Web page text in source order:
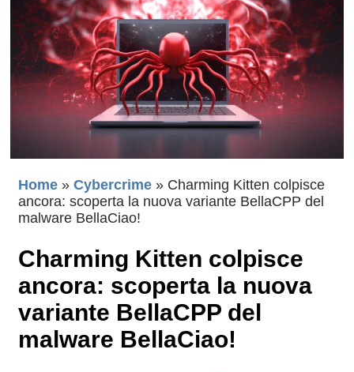
Home » Cybercrime » Charming Kitten colpisce
ancora: scoperta la nuova variante BellaCPP del
malware BellaCiao!
Charming Kitten colpisce
ancora: scoperta la nuova
variante BellaCPP del
malware BellaCiao!